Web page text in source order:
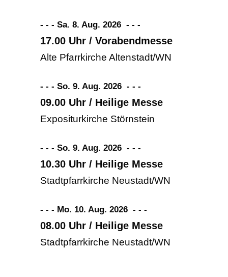
- - - Sa. 8. Aug. 2026 - - -
17.00 Uhr / Vorabendmesse
Alte Pfarrkirche Altenstadt/WN
- - - So. 9. Aug. 2026 - - -
09.00 Uhr / Heilige Messe
Expositurkirche Störnstein
- - - So. 9. Aug. 2026 - - -
10.30 Uhr / Heilige Messe
Stadtpfarrkirche Neustadt/WN
- - - Mo. 10. Aug. 2026 - - -
08.00 Uhr / Heilige Messe
Stadtpfarrkirche Neustadt/WN